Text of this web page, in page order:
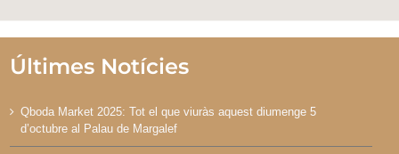
Últimes Notícies
Qboda Market 2025: Tot el que viuràs aquest diumenge 5
d’octubre al Palau de Margalef